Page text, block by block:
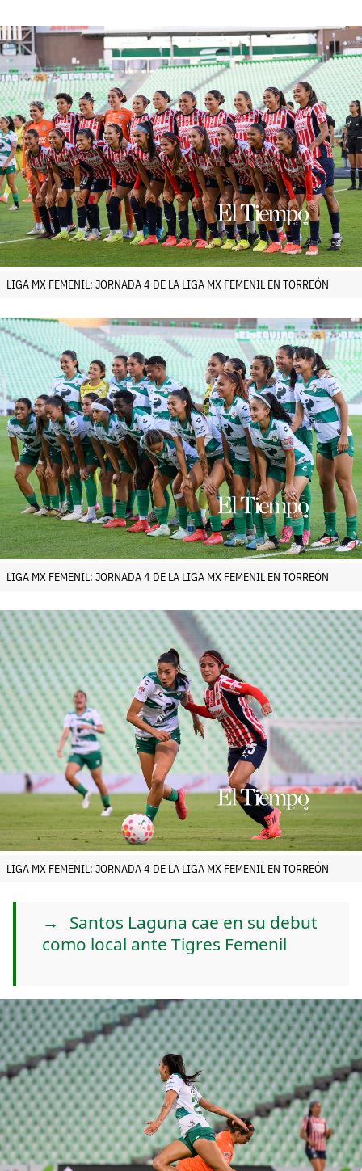
LIGA MX FEMENIL: JORNADA 4 DE LA LIGA MX FEMENIL EN TORREÓN
LIGA MX FEMENIL: JORNADA 4 DE LA LIGA MX FEMENIL EN TORREÓN
LIGA MX FEMENIL: JORNADA 4 DE LA LIGA MX FEMENIL EN TORREÓN
Santos Laguna cae en su debut
como local ante Tigres Femenil